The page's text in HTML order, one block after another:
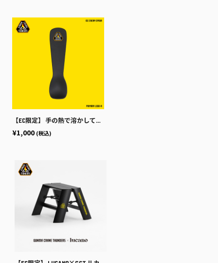
【EC限定】 手の熱で溶かしてすくうアイスクリームスプーン 熱伝導
¥1,000 (税込)